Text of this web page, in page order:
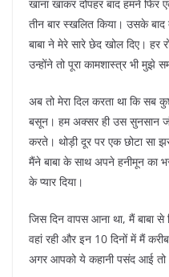
खाना खाकर दोपहर बाद हमने फिर
तीन बार स्खलित किया। उसके बाद
बाबा ने मेरे सारे छेद खोल दिए।
उन्होंने तो पूरा कामशास्त्र भी मुझे
अब तो मेरा दिल करता था कि सब
बसून। हम अक्सर ही उस सुनसान
करते। थोड़ी दूर पर एक छोटा सा
मैंने बाबा के साथ अपने हनीमून का
के प्यार दिया।
जिस दिन वापस आना था, मैं बाबा
वहां रही और इन 10 दिनों में मैं
अगर आपको ये कहानी पसंद आई तो